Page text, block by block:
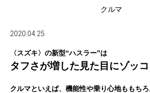
クルマ
2020.04.25
〈スズキ〉の新型“ハスラー”は
タフさが増した見た目にゾッコ
クルマといえば、機能性や乗り心地ももち